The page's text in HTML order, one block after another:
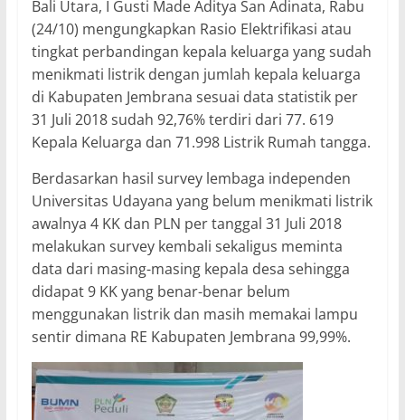
Bali Utara, I Gusti Made Aditya San Adinata, Rabu
(24/10) mengungkapkan Rasio Elektrifikasi atau
tingkat perbandingan kepala keluarga yang sudah
menikmati listrik dengan jumlah kepala keluarga
di Kabupaten Jembrana sesuai data statistik per
31 Juli 2018 sudah 92,76% terdiri dari 77. 619
Kepala Keluarga dan 71.998 Listrik Rumah tangga.
Berdasarkan hasil survey lembaga independen
Universitas Udayana yang belum menikmati listrik
awalnya 4 KK dan PLN per tanggal 31 Juli 2018
melakukan survey kembali sekaligus meminta
data dari masing-masing kepala desa sehingga
didapat 9 KK yang benar-benar belum
menggunakan listrik dan masih memakai lampu
sentir dimana RE Kabupaten Jembrana 99,99%.